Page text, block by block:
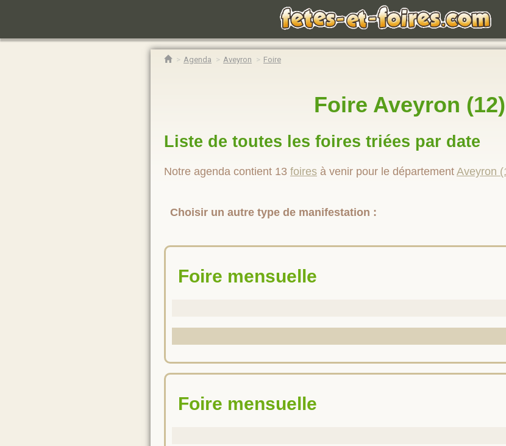
Agenda Aveyron Foire
Foire Aveyron (12)
Liste de toutes les foires triées par date
Notre agenda contient 13 foires à venir pour le département Aveyron
Choisir un autre type de manifestation :
Foire mensuelle
Foire mensuelle